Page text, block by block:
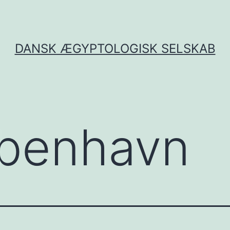
DANSK ÆGYPTOLOGISK SELSKAB